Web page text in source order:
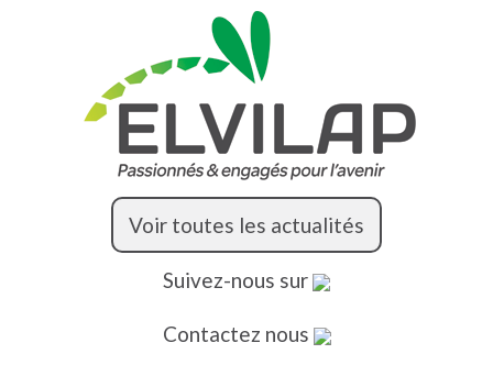
Voir toutes les actualités
Suivez-nous sur
Contactez nous